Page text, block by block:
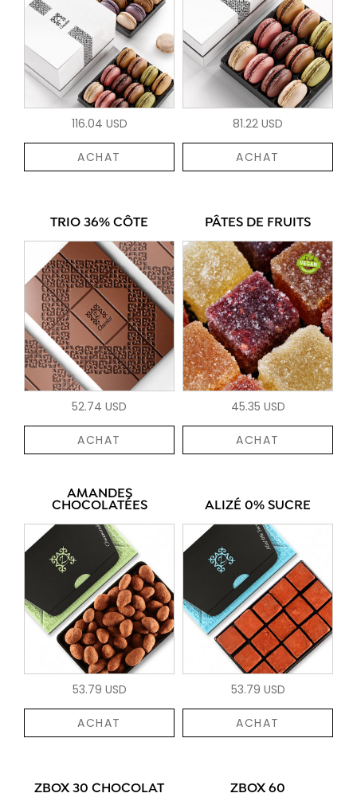
116.04 USD
ACHAT
81.22 USD
ACHAT
TRIO 36% CÔTE
52.74 USD
ACHAT
PÂTES DE FRUITS
45.35 USD
ACHAT
AMANDES
CHOCOLATÉES
53.79 USD
ACHAT
ALIZÉ 0% SUCRE
53.79 USD
ACHAT
ZBOX 30 CHOCOLAT ZBOX 60